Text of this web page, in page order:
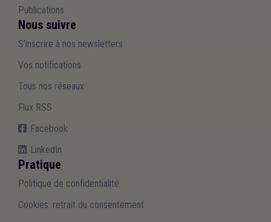
Publications
Nous suivre
S'inscrire à nos newsletters
Vos notifications
Tous nos réseaux
Flux RSS
Facebook
LinkedIn
Pratique
Politique de confidentialité
Cookies: retrait du consentement